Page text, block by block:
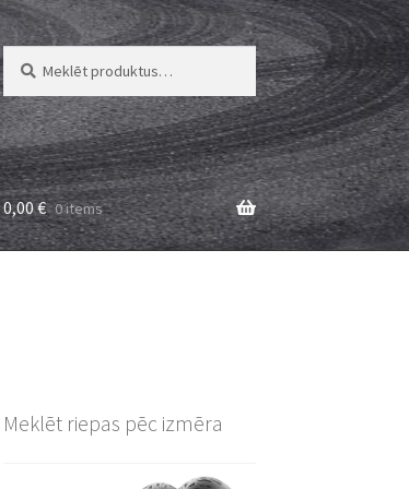
Meklēt:
Meklēt
0,00€ 0 items
Meklēt riepas pēc izmēra